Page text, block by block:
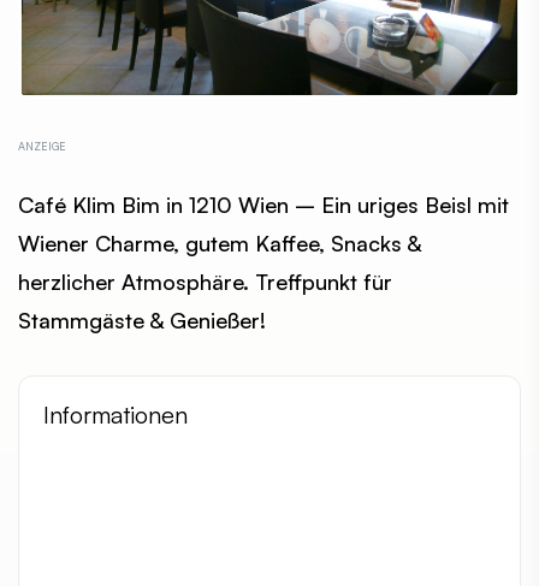
Café Klim Bim in 1210 Wien – Ein uriges Beisl mit
Wiener Charme, gutem Kaffee, Snacks &
herzlicher Atmosphäre. Treffpunkt für
Stammgäste & Genießer!
Informationen